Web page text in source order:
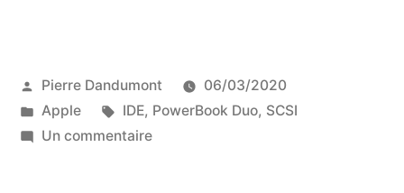
Publié
par
Pierre Dandumont
06/03/2020
Publié
dans
Apple Étiquettes :
IDE, PowerBook Duo, SCSI
Un commentairesur